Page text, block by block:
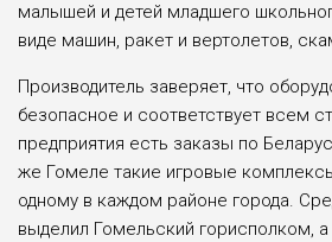
малышей и детей младшего
виде машин, ракет и вертолетов,
Производитель заверяет, что
безопасное и соответствует всем
предприятия есть заказы по
же Гомеле такие игровые
одному в каждом районе города.
выделил Гомельский горисполком, а